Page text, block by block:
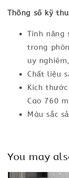
Thông số kỹ
Tính năng
trong
uy
Chất liệu
Kích
Cao 760
Màu sắc
You may